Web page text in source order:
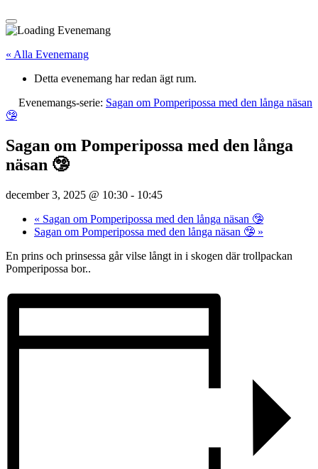
« Alla Evenemang
Detta evenemang har redan ägt rum.
Evenemangs-serie: Sagan om Pomperipossa med den långa näsan
🤥
Sagan om Pomperipossa med den långa
näsan 🤥
december 3, 2025 @ 10:30 - 10:45
« Sagan om Pomperipossa med den långa näsan 🤥
Sagan om Pomperipossa med den långa näsan 🤥 »
En prins och prinsessa går vilse långt in i skogen där trollpackan
Pomperipossa bor..